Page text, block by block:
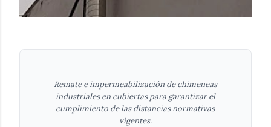
Remate e impermeabilización de chimeneas
industriales en cubiertas para garantizar el
cumplimiento de las distancias normativas
vigentes.